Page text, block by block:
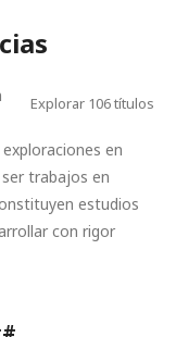
Explorar 106 títulos
en
trabajos en
estudios
con rigor